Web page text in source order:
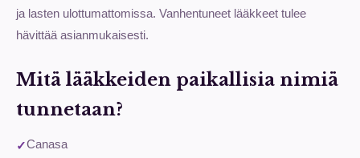
ja lasten ulottumattomissa. Vanhentuneet lääkkeet tulee
hävittää asianmukaisesti.
Mitä lääkkeiden paikallisia nimiä
tunnetaan?
Canasa